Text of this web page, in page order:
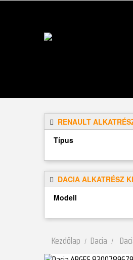
RENAULT
Típus
DACIA ALKATRÉSZ
Modell
Kezdőlap Dacia